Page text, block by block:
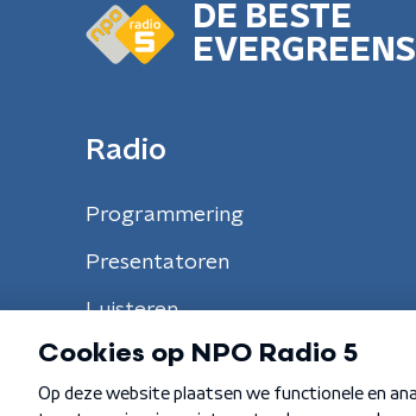
DE BESTE
EVERGREENS
Radio
Programmering
Presentatoren
Luisteren